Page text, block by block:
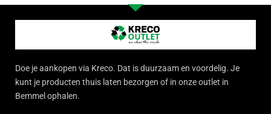
Doe je aankopen via Kreco. Dat is duurzaam en voordelig. Je
kunt je producten thuis laten bezorgen of in onze outlet in
Bemmel ophalen.